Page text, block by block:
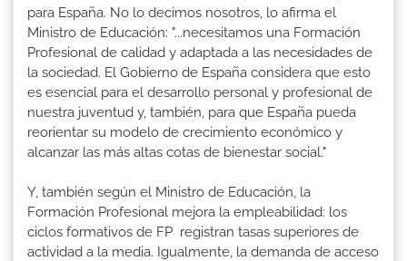
para España. No lo decimos nosotros, lo afirma el
Ministro de Educación: "...necesitamos una Formación
Profesional de calidad y adaptada a las necesidades de
la sociedad. El Gobierno de España considera que esto
es esencial para el desarrollo personal y profesional de
nuestra juventud y, también, para que España pueda
reorientar su modelo de crecimiento económico y
alcanzar las más altas cotas de bienestar social."
Y, también según el Ministro de Educación, la
Formación Profesional mejora la empleabilidad: los
ciclos formativos de FP registran tasas superiores de
actividad a la media. Igualmente, la demanda de acceso